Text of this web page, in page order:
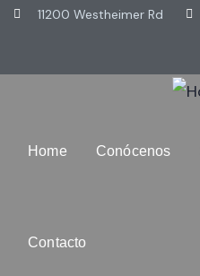
11200 Westheimer Rd
Home Conócenos
Contacto